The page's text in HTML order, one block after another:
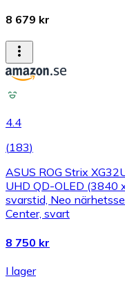
8 679 kr
4.4
(183)
ASUS ROG Strix
UHD QD-OLED (3840
svarstid, Neo
Center, svart
8 750 kr
I lager